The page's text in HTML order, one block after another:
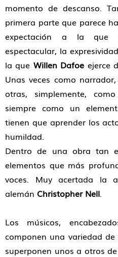
momento de descanso.
primera parte que parece
expectación a la que
espectacular, la
la que Willen Dafoe ejerce
Unas veces como
otras, simplemente,
siempre como un
tienen que aprender los
humildad.
Dentro de una obra tan
elementos que más
voces. Muy acertada la
alemán Christopher Nell.
Los músicos,
componen una variedad
superponen unos a otros